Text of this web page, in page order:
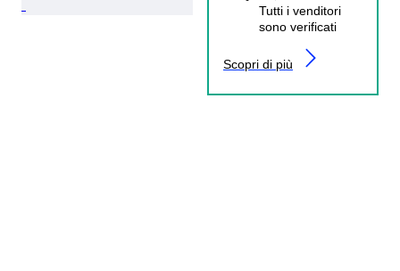
Tutti i venditori
sono verificati
Scopri di più